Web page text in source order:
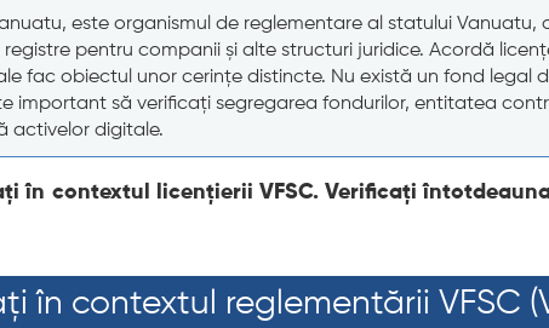
este organismul de reglementare al statului Vanuatu,
pentru companii și alte structuri juridice. Acordă
fac obiectul unor cerințe distincte. Nu există un fond legal
important să verificați segregarea fondurilor, entitatea
activelor digitale.
în contextul licențierii VFSC. Verificați
în contextul reglementării VFSC